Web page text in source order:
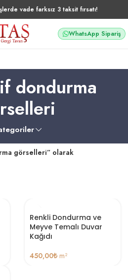
vade farksız 3 taksit fırsatı!
WhatsApp Sipariş
dondurma
görselleri” olarak
Renkli Dondurma ve
Meyve Temalı Duvar
Kağıdı
450,00₺ m²